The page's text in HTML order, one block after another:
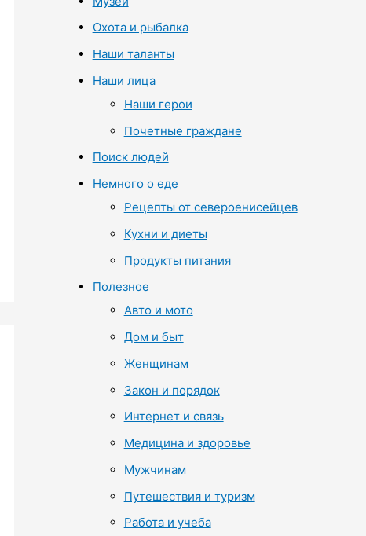
Охота и рыбалка
Наши таланты
Наши лица
Наши герои
Почетные граждане
Поиск людей
Немного о еде
Рецепты от североенисейцев
Кухни и диеты
Продукты питания
Полезное
Авто и мото
Дом и быт
Женщинам
Закон и порядок
Интернет и связь
Медицина и здоровье
Мужчинам
Путешествия и туризм
Работа и учеба